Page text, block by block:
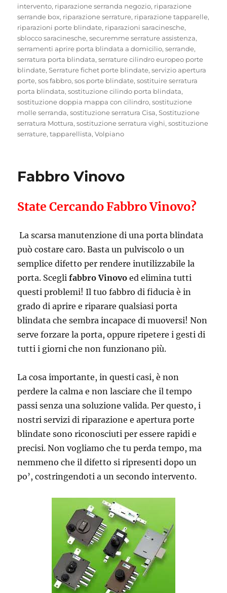
intervento, riparazione serranda negozio, riparazione
serrande box, riparazione serrature, riparazione tapparelle,
riparazioni porte blindate, riparazioni saracinesche,
sblocco saracinesche,securemme serrature assistenza,
serramenti aprire porta blindata a domicilio,serrande,
serratura porta blindata,serrature cilindro europeo porte
blindate,Serrature fichet porte blindate,servizio apertura
porte,sos fabbro,sos porte blindate,sostituire serratura
porta blindata,sostituzione cilindo porta blindata,
sostituzione doppia mappa con cilindro,sostituzione
molle serranda,sostituzione serratura Cisa,Sostituzione
serratura Mottura,sostituzione serratura vighi,sostituzione
serrature,tapparellista,Volpiano
Fabbro Vinovo
State Cercando Fabbro Vinovo?
La scarsa manutenzione di una porta blindata
può costare caro. Basta un pulviscolo o un
semplice difetto per rendere inutilizzabile la
porta. Sceglifabbro Vinovo ed elimina tutti
questi problemi! Il tuo fabbro di fiducia è in
grado di aprire e riparare qualsiasi porta
blindata che sembra incapace di muoversi! Non
serve forzare la porta, oppure ripetere i gesti di
tutti i giorni che non funzionano più.
La cosa importante, in questi casi, è non
perdere la calma e non lasciare che il tempo
passi senza una soluzione valida. Per questo, i
nostri servizi di riparazione e apertura porte
blindate sono riconosciuti per essere rapidi e
precisi. Non vogliamo che tu perda tempo, ma
nemmeno che il difetto si ripresenti dopo un
po’, costringendoti a un secondo intervento.